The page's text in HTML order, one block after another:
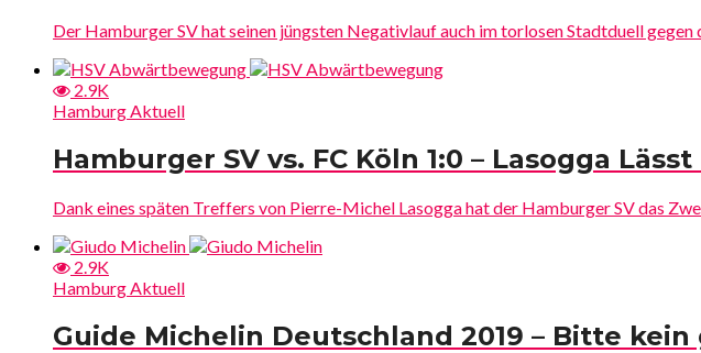
Der Hamburger SV hat seinen jüngsten Negativlauf auch im torlosen Stadtduell
2.9K
Hamburg Aktuell
Hamburger SV vs. FC Köln 1:0 – Lasogga
Dank eines späten Treffers von Pierre-Michel Lasogga hat der Hamburger SV das
2.9K
Hamburg Aktuell
Guide Michelin Deutschland 2019 – Bitte